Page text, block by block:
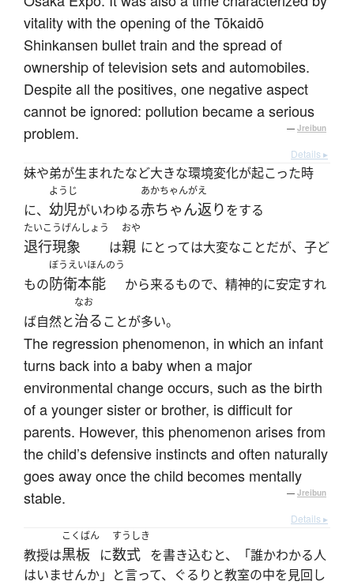
vitality with the opening of the Tōkaidō
Shinkansen bullet train and the spread of
ownership of television sets and automobiles.
Despite all the positives, one negative aspect
cannot be ignored: pollution became a serious
problem.
— Jreibun
Details ▸
妹や弟が生まれたなど大きな環境変化が起こった時
に、
ようじ
幼児がいわゆる
あかちゃんがえ
赤ちゃん返りをする
たいこうげんしょう
退行現象 は
おや
親 にとっては大変なことだが、子ど
もの
ぼうえいほんのう
防衛本能 から来るもので、精神的に安定すれ
ば自然と
なお
治ることが多い。
The regression phenomenon, in which an infant
turns back into a baby when a major
environmental change occurs, such as the birth
of a younger sister or brother, is difficult for
parents. However, this phenomenon arises from
the child’s defensive instincts and often naturally
goes away once the child becomes mentally
stable.
— Jreibun
Details ▸
教授は
こくばん
黒板 に
すうしき
数式 を書き込むと、「誰かわかる人
はいませんか」と言って、ぐるりと教室の中を見回し